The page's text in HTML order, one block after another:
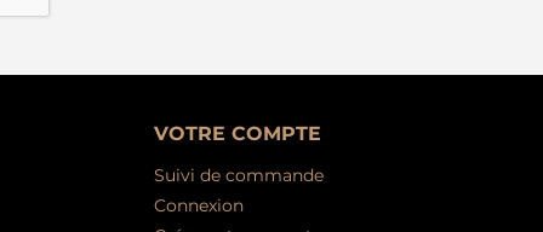
VOTRE COMPTE
Suivi de commande
Connexion